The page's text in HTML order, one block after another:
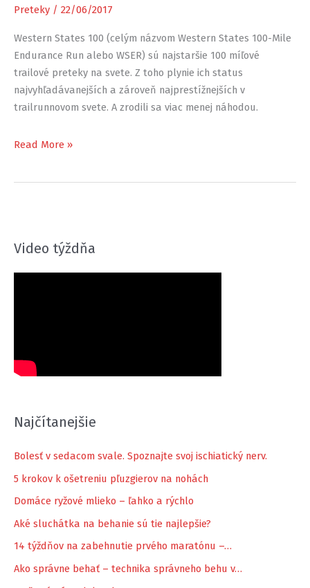
Preteky / 22/06/2017
Western States 100 (celým názvom Western States 100-Mile
Endurance Run alebo WSER) sú najstaršie 100 míľové
trailové preteky na svete. Z toho plynie ich status
najvyhľadávanejších a zároveň najprestížnejších v
trailrunnovom svete. A zrodili sa viac menej náhodou.
Western
pretekmi
Read More »
Video týždňa
Najčítanejšie
Bolesť v sedacom svale. Spoznajte svoj ischiatický nerv.
5 krokov k ošetreniu pľuzgierov na nohách
Domáce ryžové mlieko – ľahko a rýchlo
Aké sluchátka na behanie sú tie najlepšie?
14 týždňov na zabehnutie prvého maratónu –…
Ako správne behať – technika správneho behu v…